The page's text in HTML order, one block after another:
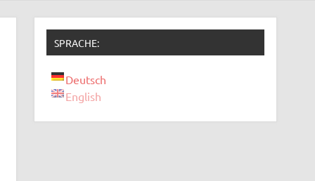
SPRACHE:
Deutsch
English